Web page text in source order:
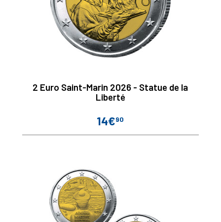
2 Euro Saint-Marin 2026 - Statue de la
Liberté
Prix
14€90